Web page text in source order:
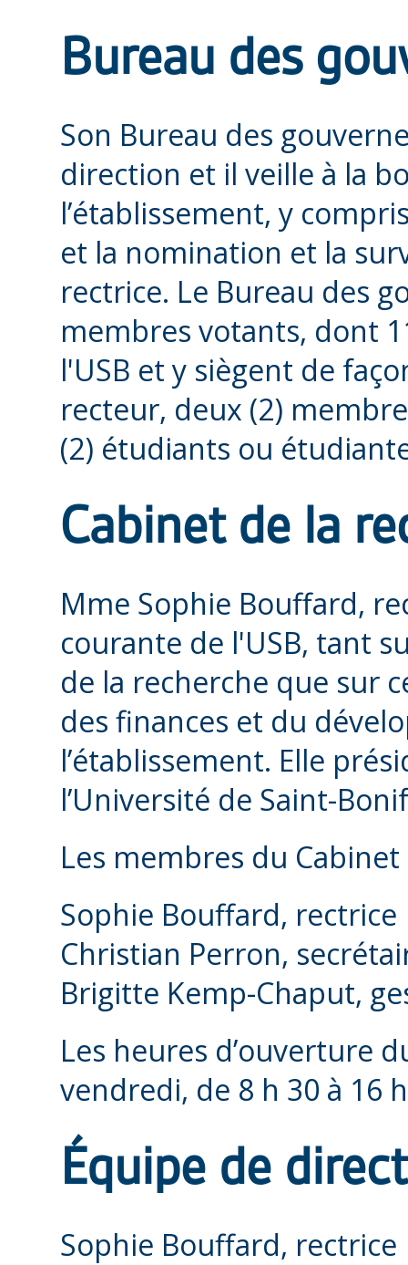
Bureau des
Son Bureau des
direction et il veille à la
l’établissement, y
et la nomination et la
rectrice. Le Bureau des
membres votants, dont
l'USB et y siègent de
recteur, deux (2)
(2) étudiants ou
Cabinet de la
Mme Sophie Bouffard,
courante de l'USB, tant
de la recherche que sur
des finances et du
l’établissement. Elle
l’Université de Saint-
Les membres du
Sophie Bouffard, rectrice
Christian Perron,
Brigitte Kemp-Chaput,
Les heures d’ouverture
vendredi, de 8 h 30 à 16
Équipe de
Sophie Bouffard, rectrice